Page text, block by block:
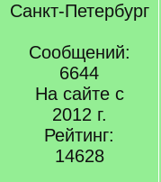
Санкт-Петербург
Сообщений:
6644
На сайте с
2012 г.
Рейтинг:
14628